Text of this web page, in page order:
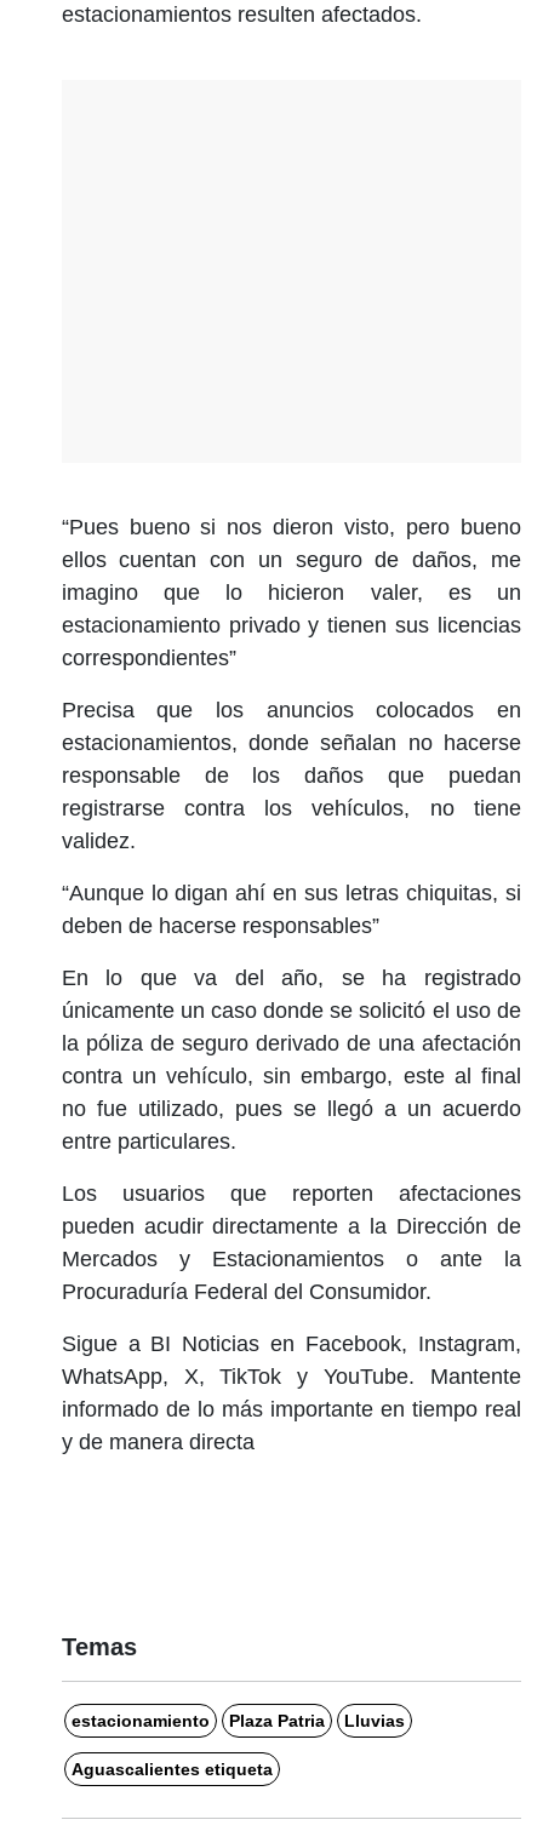
estacionamientos resulten afectados.
“Pues bueno si nos dieron visto, pero bueno
ellos cuentan con un seguro de daños, me
imagino que lo hicieron valer, es un
estacionamiento privado y tienen sus licencias
correspondientes”
Precisa que los anuncios colocados en
estacionamientos, donde señalan no hacerse
responsable de los daños que puedan
registrarse contra los vehículos, no tiene
validez.
“Aunque lo digan ahí en sus letras chiquitas, si
deben de hacerse responsables”
En lo que va del año, se ha registrado
únicamente un caso donde se solicitó el uso de
la póliza de seguro derivado de una afectación
contra un vehículo, sin embargo, este al final
no fue utilizado, pues se llegó a un acuerdo
entre particulares.
Los usuarios que reporten afectaciones
pueden acudir directamente a la Dirección de
Mercados y Estacionamientos o ante la
Procuraduría Federal del Consumidor.
Sigue a BI Noticias en Facebook, Instagram,
WhatsApp, X, TikTok y YouTube. Mantente
informado de lo más importante en tiempo real
y de manera directa
Temas
estacionamiento Plaza Patria Lluvias
Aguascalientes etiqueta